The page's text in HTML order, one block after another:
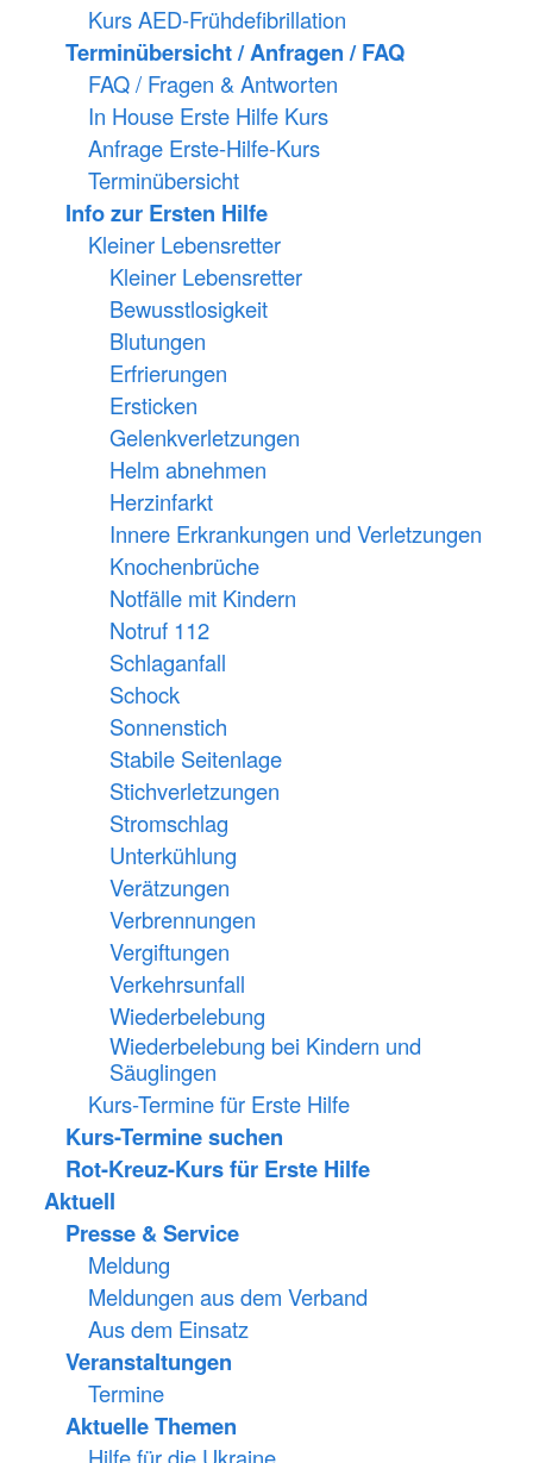
Kurs AED-Frühdefibrillation
Terminübersicht / Anfragen / FAQ
FAQ / Fragen & Antworten
In House Erste Hilfe Kurs
Anfrage Erste-Hilfe-Kurs
Terminübersicht
Info zur Ersten Hilfe
Kleiner Lebensretter
Kleiner Lebensretter
Bewusstlosigkeit
Blutungen
Erfrierungen
Ersticken
Gelenkverletzungen
Helm abnehmen
Herzinfarkt
Innere Erkrankungen und Verletzungen
Knochenbrüche
Notfälle mit Kindern
Notruf 112
Schlaganfall
Schock
Sonnenstich
Stabile Seitenlage
Stichverletzungen
Stromschlag
Unterkühlung
Verätzungen
Verbrennungen
Vergiftungen
Verkehrsunfall
Wiederbelebung
Wiederbelebung bei Kindern und
Säuglingen
Kurs-Termine für Erste Hilfe
Kurs-Termine suchen
Rot-Kreuz-Kurs für Erste Hilfe
Aktuell
Presse & Service
Meldung
Meldungen aus dem Verband
Aus dem Einsatz
Veranstaltungen
Termine
Aktuelle Themen